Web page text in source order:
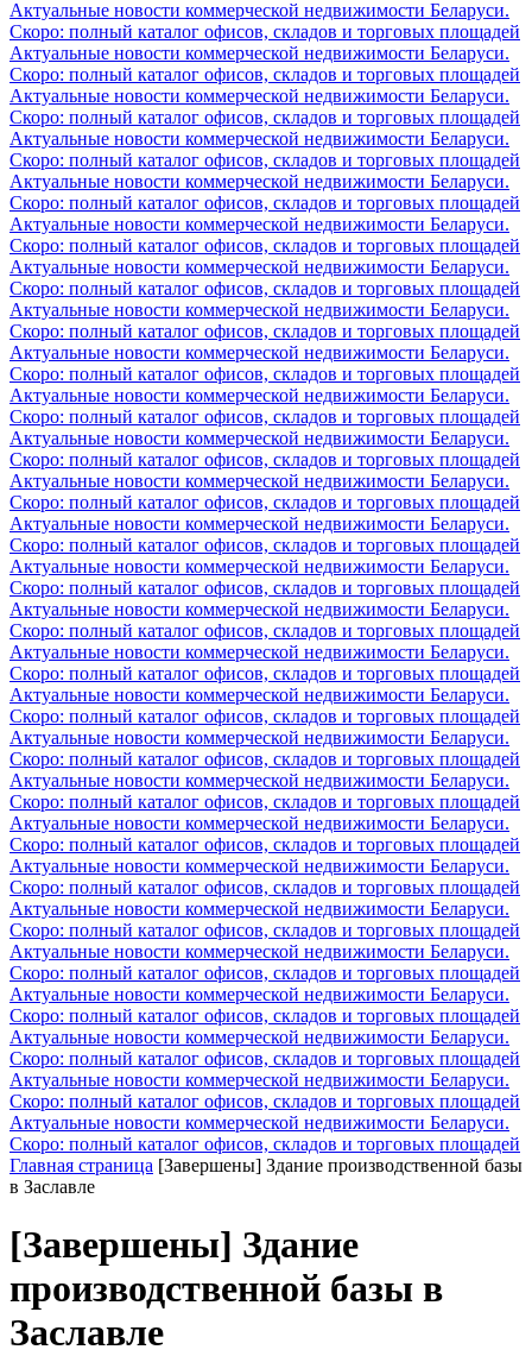
Актуальные новости коммерческой недвижимости Беларуси.
Скоро: полный каталог офисов, складов и торговых площадей
Актуальные новости коммерческой недвижимости Беларуси.
Скоро: полный каталог офисов, складов и торговых площадей
Актуальные новости коммерческой недвижимости Беларуси.
Скоро: полный каталог офисов, складов и торговых площадей
Актуальные новости коммерческой недвижимости Беларуси.
Скоро: полный каталог офисов, складов и торговых площадей
Актуальные новости коммерческой недвижимости Беларуси.
Скоро: полный каталог офисов, складов и торговых площадей
Актуальные новости коммерческой недвижимости Беларуси.
Скоро: полный каталог офисов, складов и торговых площадей
Актуальные новости коммерческой недвижимости Беларуси.
Скоро: полный каталог офисов, складов и торговых площадей
Актуальные новости коммерческой недвижимости Беларуси.
Скоро: полный каталог офисов, складов и торговых площадей
Актуальные новости коммерческой недвижимости Беларуси.
Скоро: полный каталог офисов, складов и торговых площадей
Актуальные новости коммерческой недвижимости Беларуси.
Скоро: полный каталог офисов, складов и торговых площадей
Актуальные новости коммерческой недвижимости Беларуси.
Скоро: полный каталог офисов, складов и торговых площадей
Актуальные новости коммерческой недвижимости Беларуси.
Скоро: полный каталог офисов, складов и торговых площадей
Актуальные новости коммерческой недвижимости Беларуси.
Скоро: полный каталог офисов, складов и торговых площадей
Актуальные новости коммерческой недвижимости Беларуси.
Скоро: полный каталог офисов, складов и торговых площадей
Актуальные новости коммерческой недвижимости Беларуси.
Скоро: полный каталог офисов, складов и торговых площадей
Актуальные новости коммерческой недвижимости Беларуси.
Скоро: полный каталог офисов, складов и торговых площадей
Актуальные новости коммерческой недвижимости Беларуси.
Скоро: полный каталог офисов, складов и торговых площадей
Актуальные новости коммерческой недвижимости Беларуси.
Скоро: полный каталог офисов, складов и торговых площадей
Актуальные новости коммерческой недвижимости Беларуси.
Скоро: полный каталог офисов, складов и торговых площадей
Актуальные новости коммерческой недвижимости Беларуси.
Скоро: полный каталог офисов, складов и торговых площадей
Актуальные новости коммерческой недвижимости Беларуси.
Скоро: полный каталог офисов, складов и торговых площадей
Актуальные новости коммерческой недвижимости Беларуси.
Скоро: полный каталог офисов, складов и торговых площадей
Актуальные новости коммерческой недвижимости Беларуси.
Скоро: полный каталог офисов, складов и торговых площадей
Актуальные новости коммерческой недвижимости Беларуси.
Скоро: полный каталог офисов, складов и торговых площадей
Актуальные новости коммерческой недвижимости Беларуси.
Скоро: полный каталог офисов, складов и торговых площадей
Актуальные новости коммерческой недвижимости Беларуси.
Скоро: полный каталог офисов, складов и торговых площадей
Актуальные новости коммерческой недвижимости Беларуси.
Скоро: полный каталог офисов, складов и торговых площадей
Главная страница [Завершены] Здание производственной базы
в Заславле
[Завершены] Здание
производственной базы в
Заславле